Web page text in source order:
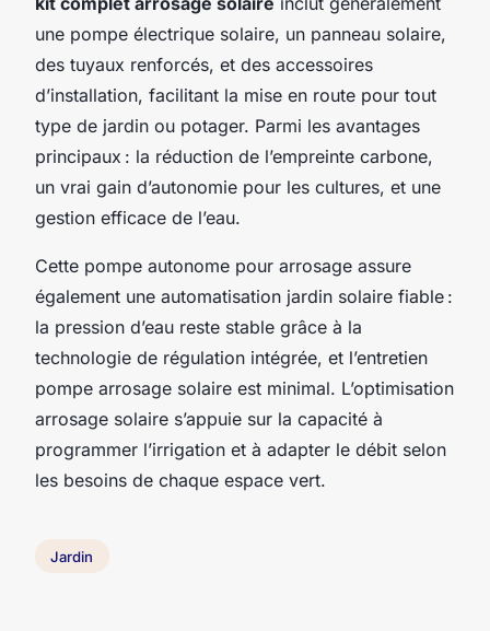
une pompe électrique solaire, un panneau solaire,
des tuyaux renforcés, et des accessoires
d’installation, facilitant la mise en route pour tout
type de jardin ou potager. Parmi les avantages
principaux : la réduction de l’empreinte carbone,
un vrai gain d’autonomie pour les cultures, et une
gestion efficace de l’eau.
Cette pompe autonome pour arrosage assure
également une automatisation jardin solaire fiable :
la pression d’eau reste stable grâce à la
technologie de régulation intégrée, et l’entretien
pompe arrosage solaire est minimal. L’optimisation
arrosage solaire s’appuie sur la capacité à
programmer l’irrigation et à adapter le débit selon
les besoins de chaque espace vert.
Jardin